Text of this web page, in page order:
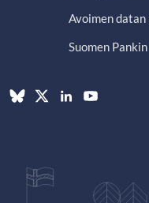
Avoimen datan
Suomen